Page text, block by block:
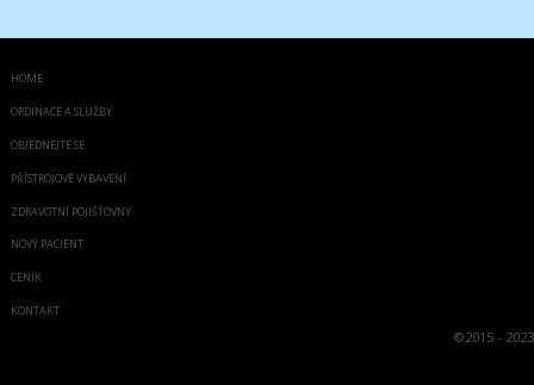
HOME
ORDINACE A SLUŽBY
OBJEDNEJTE SE
PŘÍSTROJOVÉ VYBAVENÍ
ZDRAVOTNÍ POJIŠŤOVNY
NOVÝ PACIENT
CENÍK
KONTAKT
©2015 - 2023